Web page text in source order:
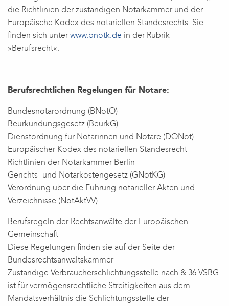
die Richtlinien der zuständigen Notarkammer und der
Europäische Kodex des notariellen Standesrechts. Sie
finden sich unter www.bnotk.de in der Rubrik
»Berufsrecht«.
Berufsrechtlichen Regelungen für Notare:
Bundesnotarordnung (BNotO)
Beurkundungsgesetz (BeurkG)
Dienstordnung für Notarinnen und Notare (DONot)
Europäischer Kodex des notariellen Standesrecht
Richtlinien der Notarkammer Berlin
Gerichts- und Notarkostengesetz (GNotKG)
Verordnung über die Führung notarieller Akten und
Verzeichnisse (NotAktVV)
Berufsregeln der Rechtsanwälte der Europäischen
Gemeinschaft
Diese Regelungen finden sie auf der Seite der
Bundesrechtsanwaltskammer
Zuständige Verbraucherschlichtungsstelle nach & 36 VSBG
ist für vermögensrechtliche Streitigkeiten aus dem
Mandatsverhältnis die Schlichtungsstelle der